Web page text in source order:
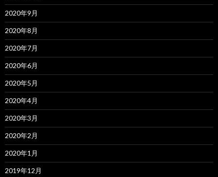
2020年9月
2020年8月
2020年7月
2020年6月
2020年5月
2020年4月
2020年3月
2020年2月
2020年1月
2019年12月